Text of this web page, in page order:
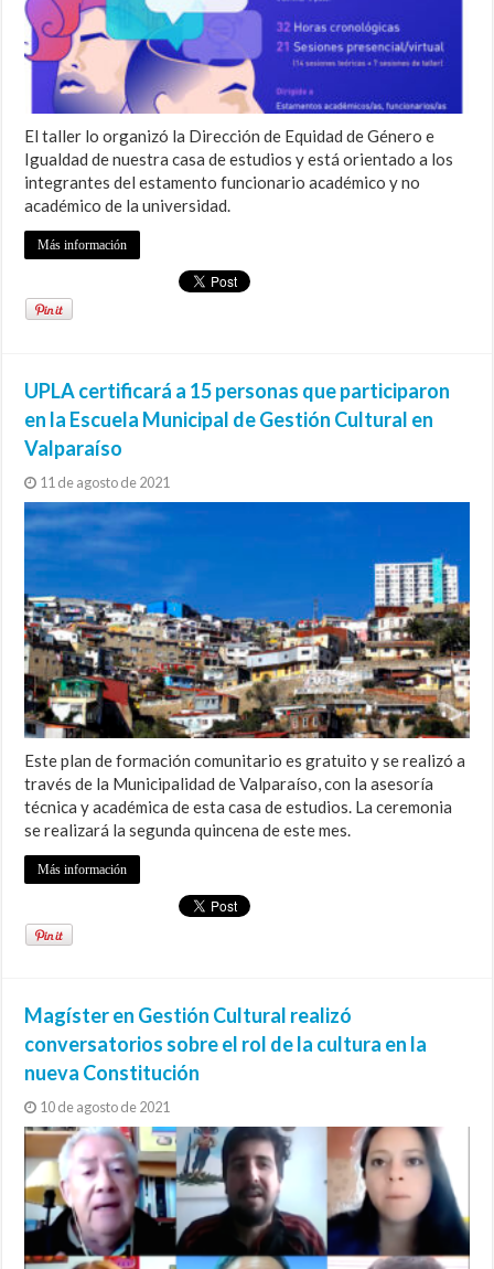
El taller lo organizó la Dirección de Equidad de Género e
Igualdad de nuestra casa de estudios y está orientado a los
integrantes del estamento funcionario académico y no
académico de la universidad.
Más información
UPLA certificará a 15 personas que participaron
en la Escuela Municipal de Gestión Cultural en
Valparaíso
11 de agosto de 2021
Este plan de formación comunitario es gratuito y se realizó a
través de la Municipalidad de Valparaíso, con la asesoría
técnica y académica de esta casa de estudios. La ceremonia
se realizará la segunda quincena de este mes.
Más información
Magíster en Gestión Cultural realizó
conversatorios sobre el rol de la cultura en la
nueva Constitución
10 de agosto de 2021